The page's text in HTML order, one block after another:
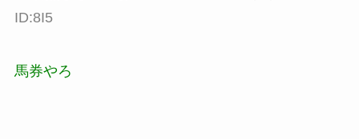
ID:8I5
馬券やろ